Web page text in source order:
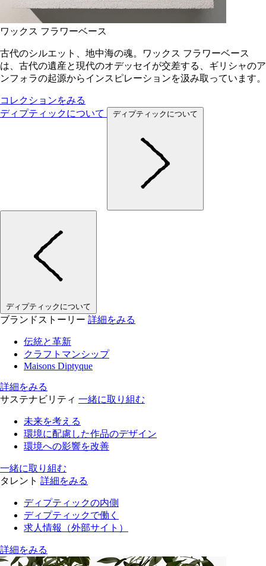
ワックス フラワーベース
古代のシルエット、地中海の魂。ワックス フラワーベース
は、古代の遺産と現代のオデッセイが交差する、ギリシャのア
ンフォラの起源からインスピレーションを汲み取っています。
コレクションをみる
ディプティックについて
ディプティックについて
ディプティックについて
ブランドストーリー 詳細をみる
伝統と革新
クラフトマンシップ
Maisons Diptyque
詳細をみる
サステナビリティ 一緒に取り組む
未来を考える
環境に配慮した作品のデザイン
環境への影響を改善
一緒に取り組む
タレント 詳細をみる
ディプティックの内側
ディプティックで働く
求人情報（外部サイト）
詳細をみる